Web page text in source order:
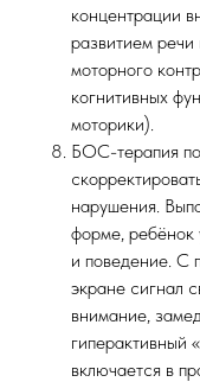
концентрации
развитием
моторного
когнитивных
моторики).
БОС-терапия
нарушения.
форме, ребёнок
и поведение. С
экране сигнал
внимание,
гиперактивный
включается в